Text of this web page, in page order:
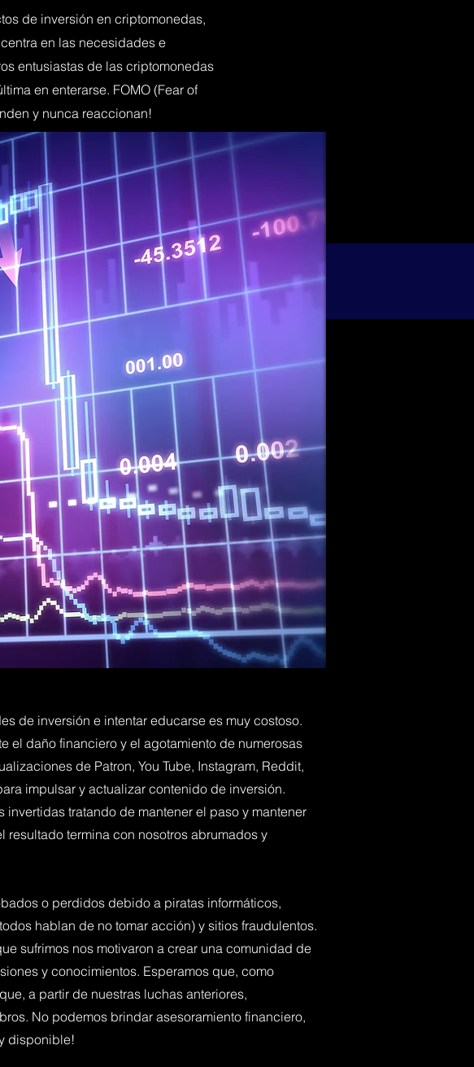
de inversión en criptomonedas,
en las necesidades e
entusiastas de las criptomonedas
en enterarse. FOMO (Fear of
y nunca reaccionan!
de inversión e intentar educarse es muy costoso.
el daño financiero y el agotamiento de numerosas
de Patron, You Tube, Instagram, Reddit,
impulsar y actualizar contenido de inversión.
tratando de mantener el paso y mantener
resultado termina con nosotros abrumados y
o perdidos debido a piratas informáticos,
hablan de no tomar acción) y sitios fraudulentos.
sufrimos nos motivaron a crear una comunidad de
y conocimientos. Esperamos que, como
a partir de nuestras luchas anteriores,
No podemos brindar asesoramiento financiero,
disponible!